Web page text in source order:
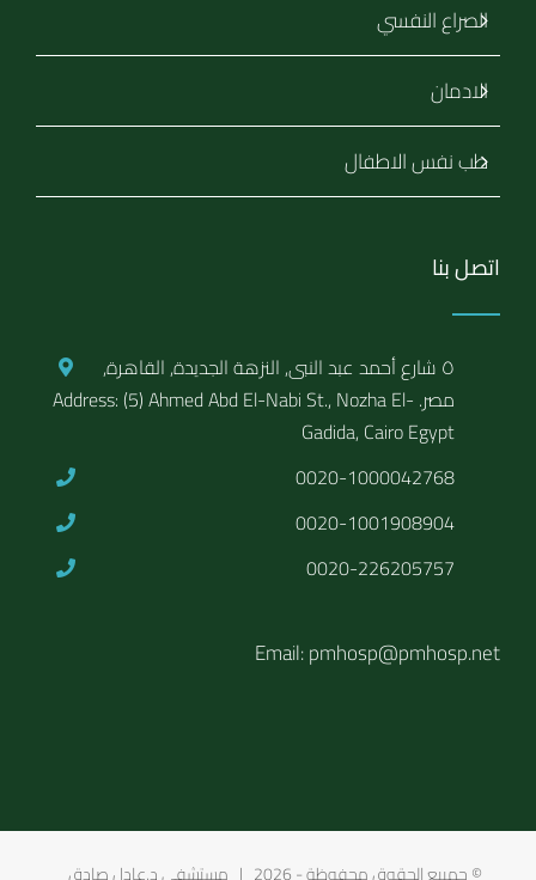
الصراع النفسي
الادمان
طب نفس الاطفال
اتصل بنا
٥ شارع أحمد عبد النبى, النزهة الجديدة, القاهرة,
مصر. Address: (5) Ahmed Abd El-Nabi St., Nozha El-
Gadida, Cairo Egypt
0020-1000042768
0020-1001908904
0020-226205757
Email: pmhosp@pmhosp.net
© جمبيع الحقوق محفوظة -2026 | مستشفى د.عادل صادق